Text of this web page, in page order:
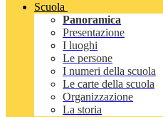
Scuola
Panoramica
Presentazione
I luoghi
Le persone
I numeri della scuola
Le carte della scuola
Organizzazione
La storia